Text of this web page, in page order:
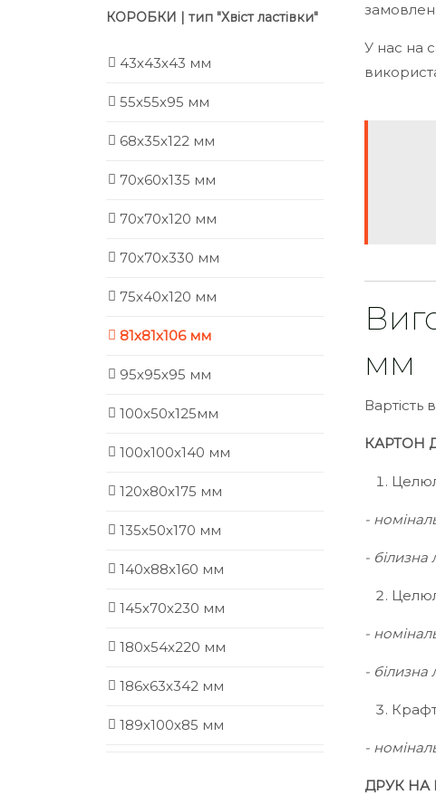
КОРОБКИ | тип "Хвіст ластівки"
43х43х43 мм
55х55х95 мм
68х35х122 мм
70х60х135 мм
70х70х120 мм
70х70х330 мм
75х40х120 мм
81х81х106 мм
95х95х95 мм
100х50х125мм
100х100х140 мм
120х80х175 мм
135х50х170 мм
140х88х160 мм
145х70х230 мм
180х54х220 мм
186х63х342 мм
189х100х85 мм
У нас на
мм
Вартість
КАРТОН
-
-
-
-
-
ДРУК НА